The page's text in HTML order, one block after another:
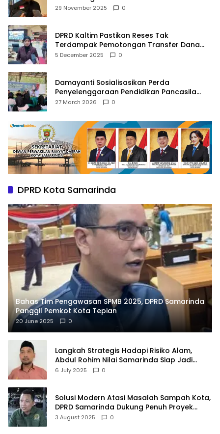
Agama
29 November 2025 0
DPRD Kaltim Pastikan Reses Tak
Terdampak Pemotongan Transfer Dana
Pusat
5 December 2025 0
Damayanti Sosialisasikan Perda
Penyelenggaraan Pendidikan Pancasila
dan Wawasan Kebangsaan
27 March 2026 0
DPRD Kota Samarinda
Bahas Tim Pengawasan SPMB 2025, DPRD Samarinda
Panggil Pemkot Kota Tepian
20 June 2025 0
Langkah Strategis Hadapi Risiko Alam,
Abdul Rohim Nilai Samarinda Siap Jadi
Pusat Logistik Bencana Kalimantan
6 July 2025 0
Solusi Modern Atasi Masalah Sampah Kota,
DPRD Samarinda Dukung Penuh Proyek
PLTSA
3 August 2025 0